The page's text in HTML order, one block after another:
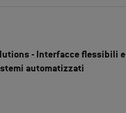
- Interfacce flessibili e
automatizzati